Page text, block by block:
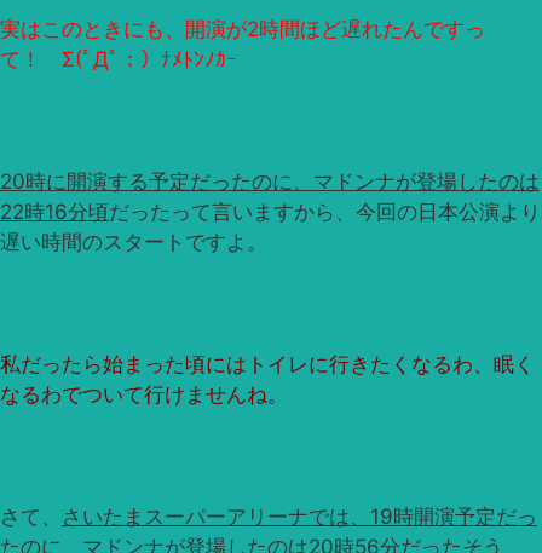
実はこのときにも、開演が2時間ほど遅れたんですっ
て！ Σ(ﾟДﾟ；）ﾅﾒﾄﾝﾉｶｰ
20時に開演する予定だったのに、マドンナが登場したのは
22時16分頃だったって言いますから、今回の日本公演より
遅い時間のスタートですよ。
私だったら始まった頃にはトイレに行きたくなるわ、眠く
なるわでついて行けませんね。
さて、 さいたまスーパーアリーナでは、19時開演予定だっ
たのに、マドンナが登場したのは20時56分だったそう